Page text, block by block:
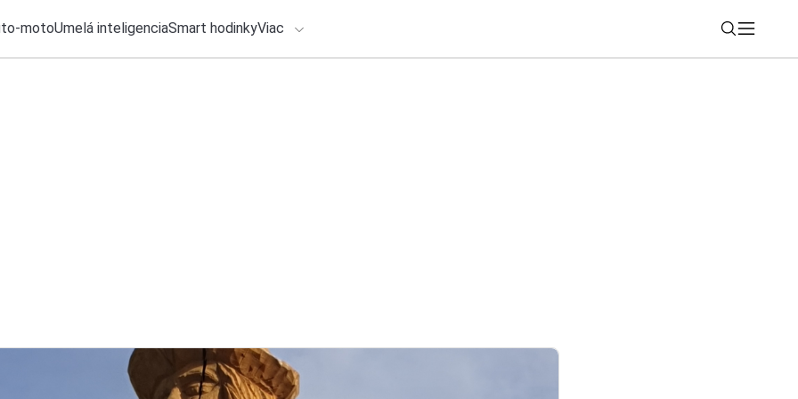
motoUmelá inteligenciaSmart hodinkyViac